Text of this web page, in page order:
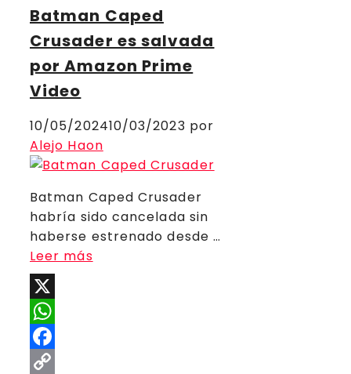
Batman Caped
Crusader es salvada
por Amazon Prime
Video
10/05/202410/03/2023 por
Alejo Haon
Batman Caped Crusader
habría sido cancelada sin
haberse estrenado desde …
Leer más
X
WhatsApp
Facebook